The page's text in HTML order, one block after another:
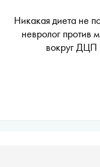
Никакая диета не
невролог против
вокруг ДЦП